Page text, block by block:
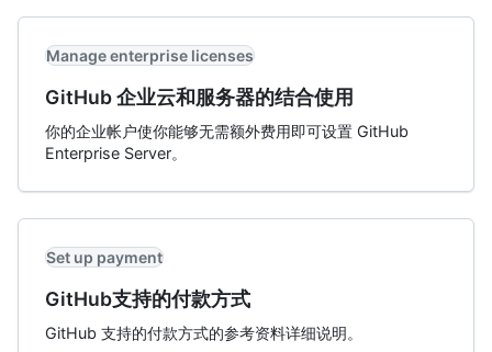
Manage enterprise licenses
GitHub 企业云和服务器的结合使用
你的企业帐户使你能够无需额外费用即可设置 GitHub
Enterprise Server。
Set up payment
GitHub支持的付款方式
GitHub 支持的付款方式的参考资料详细说明。